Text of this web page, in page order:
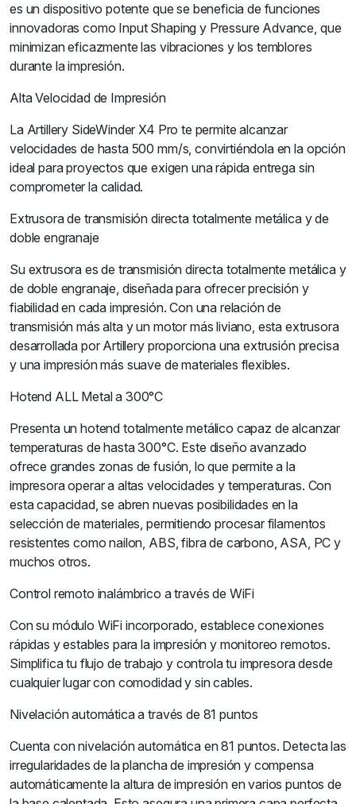
es un dispositivo potente que se beneficia de funciones
innovadoras como Input Shaping y Pressure Advance, que
minimizan eficazmente las vibraciones y los temblores
durante la impresión.
Alta Velocidad de Impresión
La Artillery SideWinder X4 Pro te permite alcanzar
velocidades de hasta 500 mm/s, convirtiéndola en la opción
ideal para proyectos que exigen una rápida entrega sin
comprometer la calidad.
Extrusora de transmisión directa totalmente metálica y de
doble engranaje
Su extrusora es de transmisión directa totalmente metálica y
de doble engranaje, diseñada para ofrecer precisión y
fiabilidad en cada impresión. Con una relación de
transmisión más alta y un motor más liviano, esta extrusora
desarrollada por Artillery proporciona una extrusión precisa
y una impresión más suave de materiales flexibles.
Hotend ALL Metal a 300°C
Presenta un hotend totalmente metálico capaz de alcanzar
temperaturas de hasta 300°C. Este diseño avanzado
ofrece grandes zonas de fusión, lo que permite a la
impresora operar a altas velocidades y temperaturas. Con
esta capacidad, se abren nuevas posibilidades en la
selección de materiales, permitiendo procesar filamentos
resistentes como nailon, ABS, fibra de carbono, ASA, PC y
muchos otros.
Control remoto inalámbrico a través de WiFi
Con su módulo WiFi incorporado, establece conexiones
rápidas y estables para la impresión y monitoreo remotos.
Simplifica tu flujo de trabajo y controla tu impresora desde
cualquier lugar con comodidad y sin cables.
Nivelación automática a través de 81 puntos
Cuenta con nivelación automática en 81 puntos. Detecta las
irregularidades de la plancha de impresión y compensa
automáticamente la altura de impresión en varios puntos de